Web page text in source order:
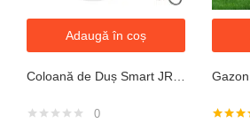
Adaugă în coș
0